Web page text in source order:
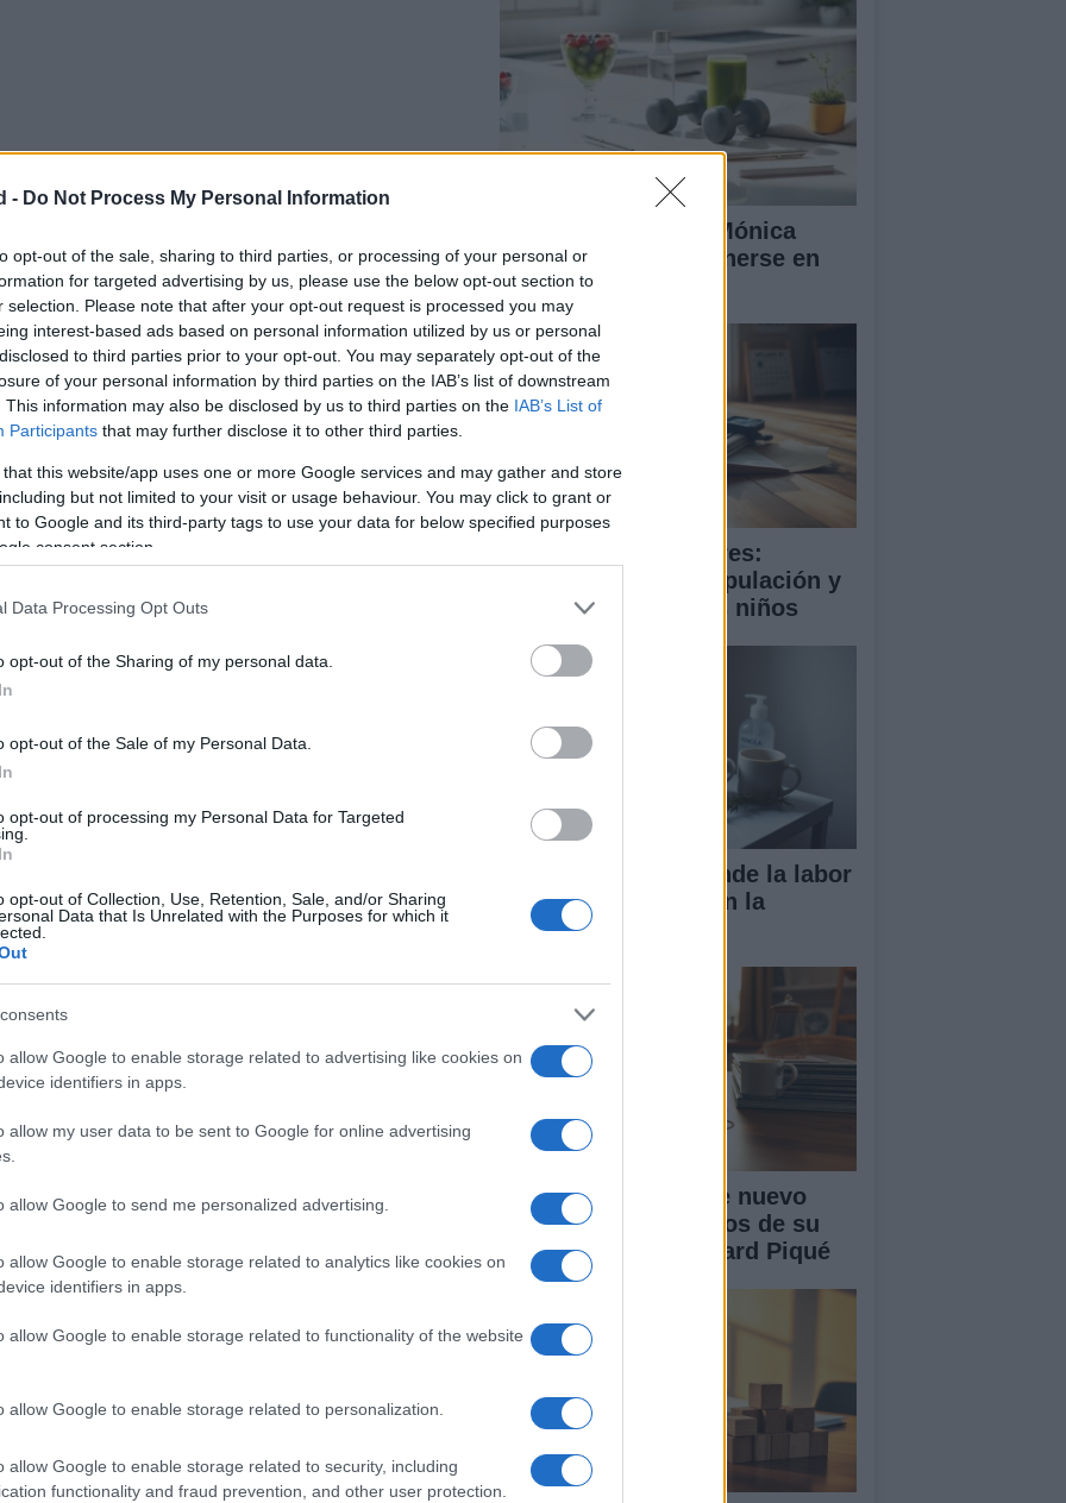
- Do Not Process My Personal Information
opt-out of the sale, sharing to third parties, or processing of your personal or
for targeted advertising by us, please use the below opt-out section to
selection. Please note that after your opt-out request is processed you may
interest-based ads based on personal information utilized by us or personal
to third parties prior to your opt-out. You may separately opt-out of the
of your personal information by third parties on the IAB’s list of downstream
This information may also be disclosed by us to third parties on the IAB’s List of
Participants that may further disclose it to other third parties.
that this website/app uses one or more Google services and may gather and store
but not limited to your visit or usage behaviour. You may click to grant or
to Google and its third-party tags to use your data for below specified purposes
consent section.
Data Processing Opt Outs
opt-out of the Sharing of my personal data.
opt-out of the Sale of my Personal Data.
opt-out of processing my Personal Data for Targeted
opt-out of Collection, Use, Retention, Sale, and/or Sharing
Data that Is Unrelated with the Purposes for which it
allow Google to enable storage related to advertising like cookies on
identifiers in apps.
allow my user data to be sent to Google for online advertising
allow Google to send me personalized advertising.
allow Google to enable storage related to analytics like cookies on
identifiers in apps.
allow Google to enable storage related to functionality of the website
allow Google to enable storage related to personalization.
allow Google to enable storage related to security, including
functionality and fraud prevention, and other user protection.
que comenzó en septiembre de 2001, ha sido
de RTVE, cosechando éxitos semana tras
de abril informaron de que la ficción terminaría
emisión. Sin embargo,
temporadas más.
según Imanol Arias
y la semana siguiente habrá un capítulo especial
embargo, la productora podría estar planteando
podrían ir desde una minitemporada a una película
esta decisión ha enfadado enormemente a Imanol
la cadena pública: «Cuando quitaron la publicidad
era la muerte «. «No se puede justificar, porque
menos espectadores y 1.700 millones de
trabajadores de televisión?».
La rutina diaria de Mónica
Naranjo para mantenerse en
forma y feliz
Grooming en menores:
estrategias de manipulación y
cómo proteger a los niños
Candela Peña defiende la labor
de las enfermeras en la
sanidad
Shakira: rumores de nuevo
amor tras cuatro años de su
separación con Gerard Piqué